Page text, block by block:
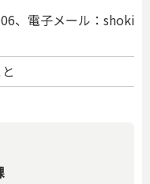
、電子メール：shoki